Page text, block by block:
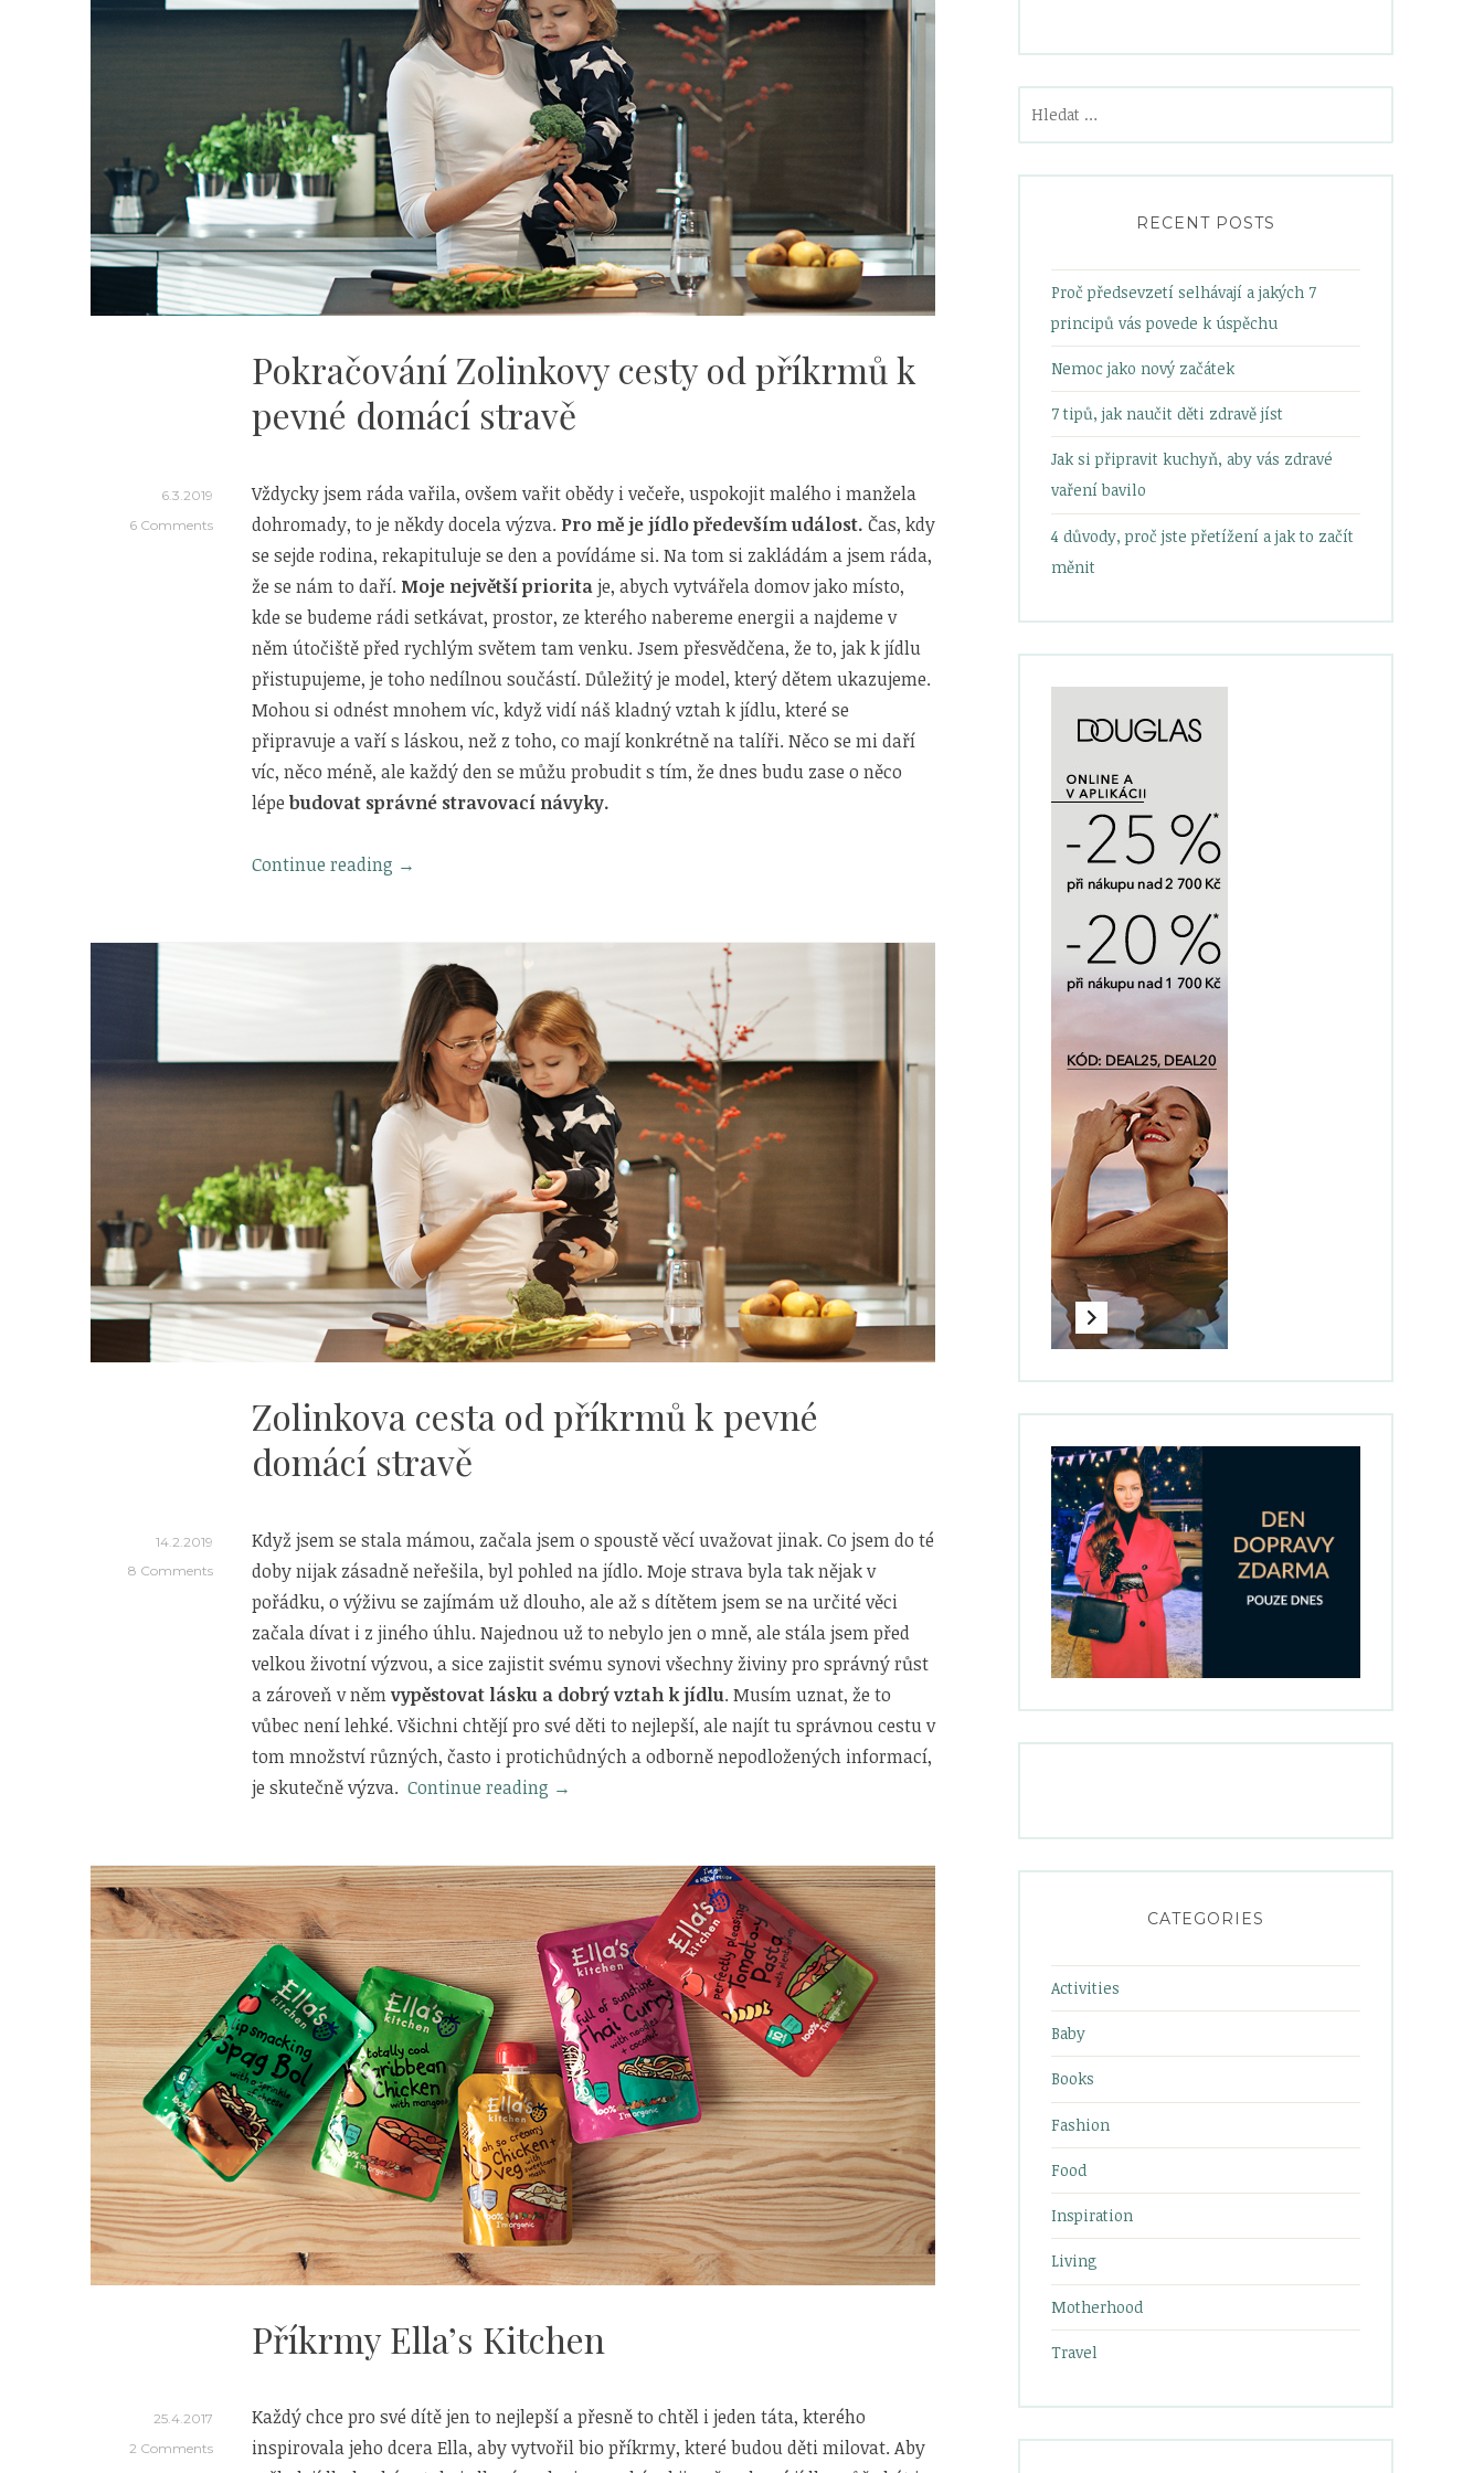
Pokračování Zolinkovy cesty od příkrmů k
pevné domácí stravě
6.3.2019
6 Comments
Vždycky jsem ráda vařila, ovšem vařit obědy i večeře, uspokojit malého i manžela
dohromady, to je někdy docela výzva. Pro mě je jídlo především událost. Čas, kdy
se sejde rodina, rekapituluje se den a povídáme si. Na tom si zakládám a jsem ráda,
že se nám to daří. Moje největší prioritaje, abych vytvářela domov jako místo,
kde se budeme rádi setkávat, prostor, ze kterého nabereme energii a najdeme v
něm útočiště před rychlým světem tam venku. Jsem přesvědčena, že to, jak k jídlu
přistupujeme, je toho nedílnou součástí. Důležitý je model, který dětem ukazujeme.
Mohou si odnést mnohem víc, když vidí náš kladný vztah k jídlu, které se
připravuje a vaří s láskou, než z toho, co mají konkrétně na talíři. Něco se mi daří
víc, něco méně, ale každý den se můžu probudit s tím, že dnes budu zase o něco
lépe budovat správné stravovací návyky.
Continue reading „Pokračování
příkrmů
k
pevné
domácí
stravě“
→
Zolinkova cesta od příkrmů k pevné
domácí stravě
14.2.2019
8 Comments
Když jsem se stala mámou, začala jsem o spoustě věcí uvažovat jinak. Co jsem do té
doby nijak zásadně neřešila, byl pohled na jídlo. Moje strava byla tak nějak v
pořádku, o výživu se zajímám už dlouho, ale až s dítětem jsem se na určité věci
začala dívat i z jiného úhlu. Najednou už to nebylo jen o mně, ale stála jsem před
velkou životní výzvou, a sice zajistit svému synovi všechny živiny pro správný růst
a zároveň v němvypěstovat lásku a dobrý vztah k jídlu. Musím uznat, že to
vůbec není lehké. Všichni chtějí pro své děti to nejlepší, ale najít tu správnou cestu v
tom množství různých, často i protichůdných a odborně nepodložených informací,
je skutečně výzva. Continue reading „Zolinkova
příkrmů
k
pevné
domácí
stravě“
→
Příkrmy Ella’s Kitchen
25.4.2017
2 Comments
Každý chce pro své dítě jen to nejlepší a přesně to chtěl i jeden táta, kterého
inspirovala jeho dcera Ella, aby vytvořil bio příkrmy, které budou děti milovat. Aby
RECENT POSTS
Proč předsevzetí selhávají a jakých 7
principů vás povede k úspěchu
Nemoc jako nový začátek
7 tipů, jak naučit děti zdravě jíst
Jak si připravit kuchyň, aby vás zdravé
vaření bavilo
4 důvody, proč jste přetížení a jak to začít
měnit
CATEGORIES
Activities
Baby
Books
Fashion
Food
Inspiration
Living
Motherhood
Travel